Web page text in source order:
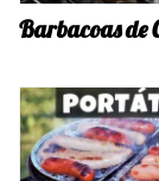
Barbacoas de